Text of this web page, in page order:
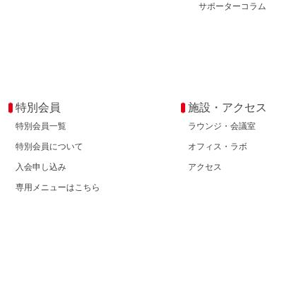
サポーターコラム
特別会員
特別会員一覧
特別会員について
入会申し込み
専用メニューはこちら
施設・アクセス
ラウンジ・会議室
オフィス・ラボ
アクセス